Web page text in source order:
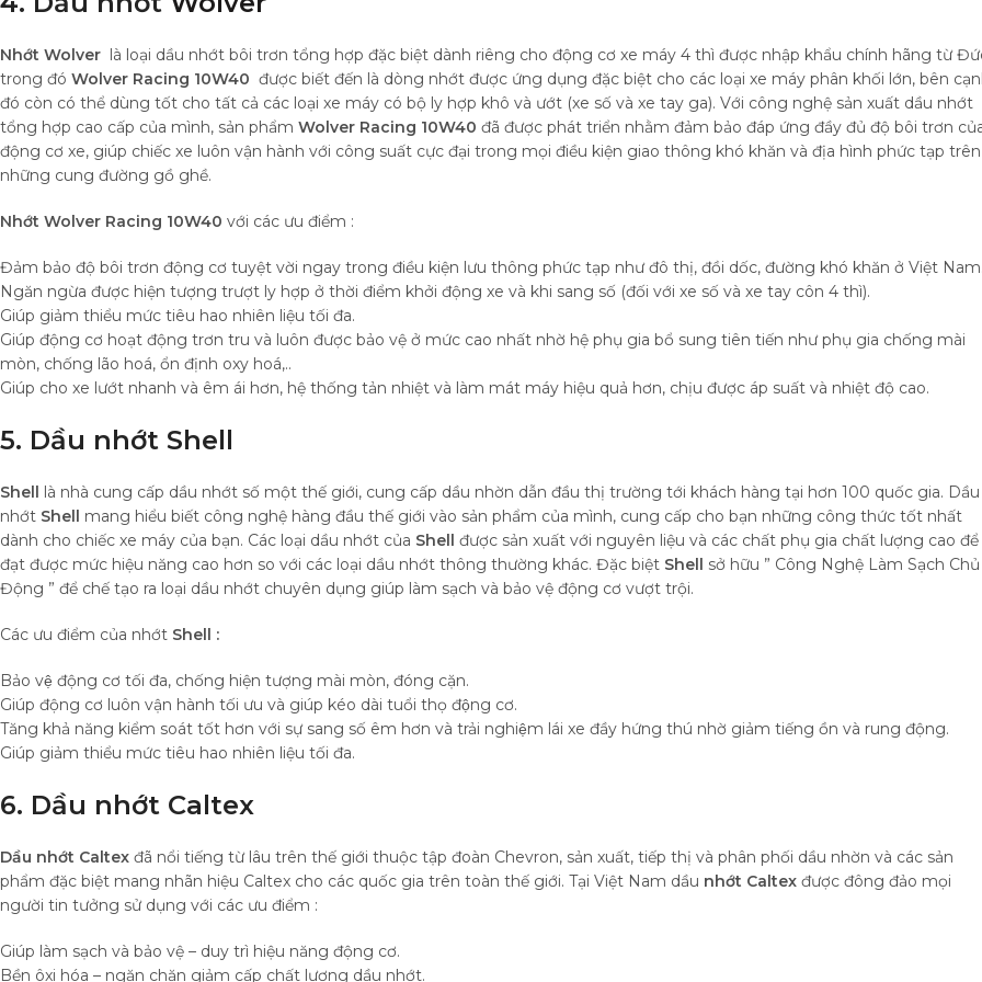
Nhớt Wolver là loại dầu nhớt bôi trơn tổng hợp đặc biệt dành riêng cho động cơ xe máy 4 thì được nhập khẩu chính hãng từ
trong đó Wolver Racing 10W40 được biết đến là dòng nhớt được ứng dụng đặc biệt cho các loại xe máy phân khối lớn, bên
đó còn có thể dùng tốt cho tất cả các loại xe máy có bộ ly hợp khô và ướt (xe số và xe tay ga). Với công nghệ sản xuất dầu nhớt
tổng hợp cao cấp của mình, sản phẩm Wolver Racing 10W40 đã được phát triển nhằm đảm bảo đáp ứng đầy đủ độ bôi trơn
động cơ xe, giúp chiếc xe luôn vận hành với công suất cực đại trong mọi điều kiện giao thông khó khăn và địa hình phức tạp trên
những cung đường gồ ghề.
Nhớt Wolver Racing 10W40 với các ưu điểm :
Đảm bảo độ bôi trơn động cơ tuyệt vời ngay trong điều kiện lưu thông phức tạp như đô thị, đồi dốc, đường khó khăn ở Việt Nam.
Ngăn ngừa được hiện tượng trượt ly hợp ở thời điểm khởi động xe và khi sang số (đối với xe số và xe tay côn 4 thì).
Giúp giảm thiểu mức tiêu hao nhiên liệu tối đa.
Giúp động cơ hoạt động trơn tru và luôn được bảo vệ ở mức cao nhất nhờ hệ phụ gia bổ sung tiên tiến như phụ gia chống mài
mòn, chống lão hoá, ổn định oxy hoá,..
Giúp cho xe lướt nhanh và êm ái hơn, hệ thống tản nhiệt và làm mát máy hiệu quả hơn, chịu được áp suất và nhiệt độ cao.
5. Dầu nhớt Shell
Shell là nhà cung cấp dầu nhớt số một thế giới, cung cấp dầu nhờn dẫn đầu thị trường tới khách hàng tại hơn 100 quốc gia. Dầu
nhớt Shell mang hiểu biết công nghệ hàng đầu thế giới vào sản phẩm của mình, cung cấp cho bạn những công thức tốt nhất
dành cho chiếc xe máy của bạn. Các loại dầu nhớt của Shell được sản xuất với nguyên liệu và các chất phụ gia chất lượng cao để
đạt được mức hiệu năng cao hơn so với các loại dầu nhớt thông thường khác. Đặc biệt Shell sở hữu ” Công Nghệ Làm Sạch Chủ
Động ” để chế tạo ra loại dầu nhớt chuyên dụng giúp làm sạch và bảo vệ động cơ vượt trội.
Các ưu điểm của nhớt Shell :
Bảo vệ động cơ tối đa, chống hiện tượng mài mòn, đóng cặn.
Giúp động cơ luôn vận hành tối ưu và giúp kéo dài tuổi thọ động cơ.
Tăng khả năng kiểm soát tốt hơn với sự sang số êm hơn và trải nghiệm lái xe đầy hứng thú nhờ giảm tiếng ồn và rung động.
Giúp giảm thiểu mức tiêu hao nhiên liệu tối đa.
6. Dầu nhớt Caltex
Dầu nhớt Caltex đã nổi tiếng từ lâu trên thế giới thuộc tập đoàn Chevron, sản xuất, tiếp thị và phân phối dầu nhờn và các sản
phẩm đặc biệt mang nhãn hiệu Caltex cho các quốc gia trên toàn thế giới. Tại Việt Nam dầu nhớt Caltex được đông đảo mọi
người tin tưởng sử dụng với các ưu điểm :
Giúp làm sạch và bảo vệ – duy trì hiệu năng động cơ.
Bền ôxi hóa – ngăn chặn giảm cấp chất lượng dầu nhớt.